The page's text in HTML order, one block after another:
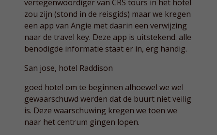
vertegenwoordiger van CRS tours in het hotel
zou zijn (stond in de reisgids) maar we kregen
een app van Angie met daarin een verwijzing
naar de travel key. Deze app is uitstekend. alle
benodigde informatie staat er in, erg handig.
San jose, hotel Raddison
goed hotel om te beginnen alhoewel we wel
gewaarschuwd werden dat de buurt niet veilig
is. Deze waarschuwing kregen we toen we
naar het centrum gingen lopen.